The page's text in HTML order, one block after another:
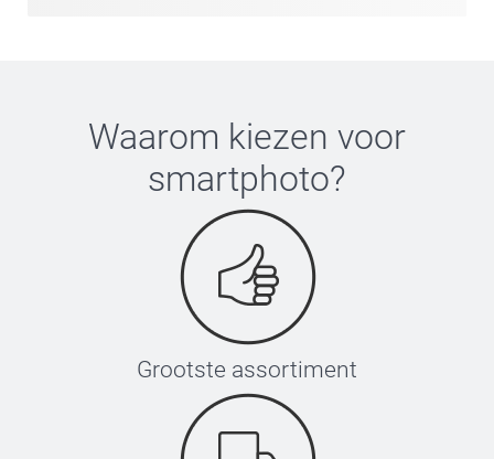
Waarom kiezen voor
smartphoto?
Grootste assortiment